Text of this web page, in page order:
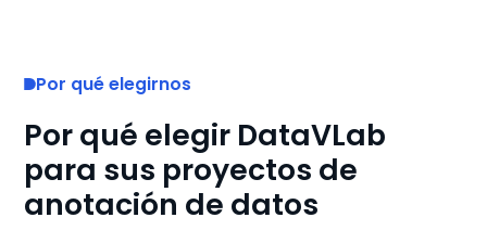
Por qué elegirnos
Por qué elegir DataVLab
para sus proyectos de
anotación de datos